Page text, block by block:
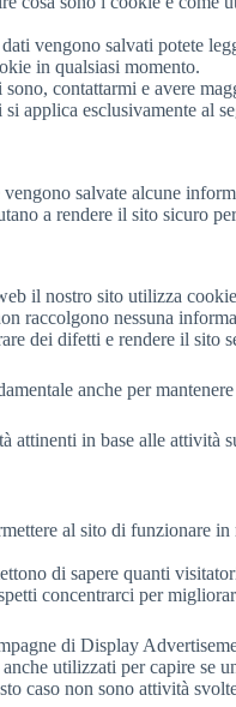
vengono salvati potete
in qualsiasi momento.
contattarmi e avere
applica esclusivamente al
salvate alcune
a rendere il sito sicuro
il nostro sito utilizza
raccolgono nessuna
dei difetti e rendere il sito
anche per
attinenti in base alle
al sito di funzionare
di sapere quanti
concentrarci per
di Display
utilizzati per capire se
caso non sono attività